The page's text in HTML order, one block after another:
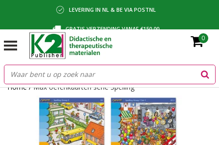
LEVERING IN NL & BE VIA POSTNL
GRATIS VERZENDING VANAF €150,00
BETALING VIA IDEAL, BANCONTACT OF FACTUUR
0
Home/Max oefenkaarten serie Spelling